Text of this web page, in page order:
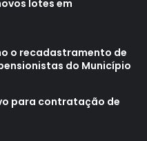
lotes em
o recadastramento de
do Município
para contratação de